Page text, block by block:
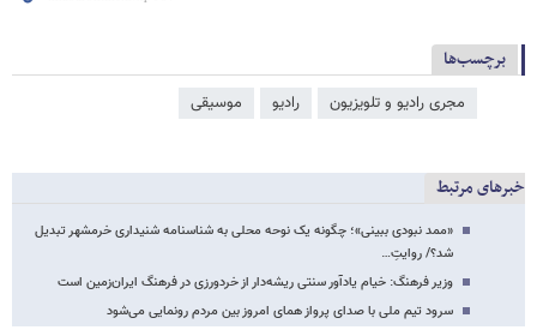
برچسب‌ها
مجری رادیو و تلویزیون رادیو موسیقی
خبرهای مرتبط
«ممد نبودی ببینی»؛ چگونه یک نوحه محلی به شناسنامه شنیداری خرمشهر تبدیل
شد؟/ روایتِ…
وزیر فرهنگ: خیام یادآور سنتی ریشه‌دار از خردورزی در فرهنگ ایران‌زمین است
سرود تیم ملی با صدای پرواز همای امروز بین مردم رونمایی می‌شود